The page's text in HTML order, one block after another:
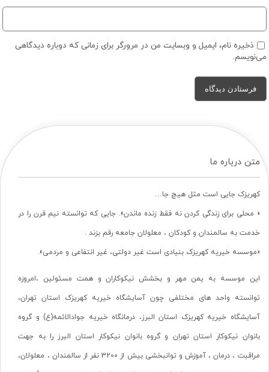
ذخیره نام، ایمیل و وبسایت من در مرورگر برای زمانی که دوباره دیدگاهی
می‌نویسم.
متن درباره ما
کهریزک جایی است مثل هیچ جا…
« محلی برای زندگی کردن نه فقط زنده ماندن». جایی که توانسته نیم قرن را در
خدمت به سالمندان و کودکان ، معلولان جامعه رقم بزند .
«موسسه خیریه کهریزک بنیادی است غیر دولتی، غیر انتفاعی و مردمی».
این موسسه به یمن مهر و بخشش نیکوکاران و همت مسئولین ،امروزه
توانسته واحد های مختلفی چون آسایشگاه خیریه کهریزک استان تهران،
آسایشگاه خیریه کهریزک استان البرز، درمانگاه خیریه جوادالائمه(ع) و گروه
بانوان نیکوکار استان تهران و گروه بانوان نیکوکار استان البرز را به جهت
مراقبت ، درمان ، آموزش و توانبخشی بیش از 3200 نفر از سالمندان ، معلولان،